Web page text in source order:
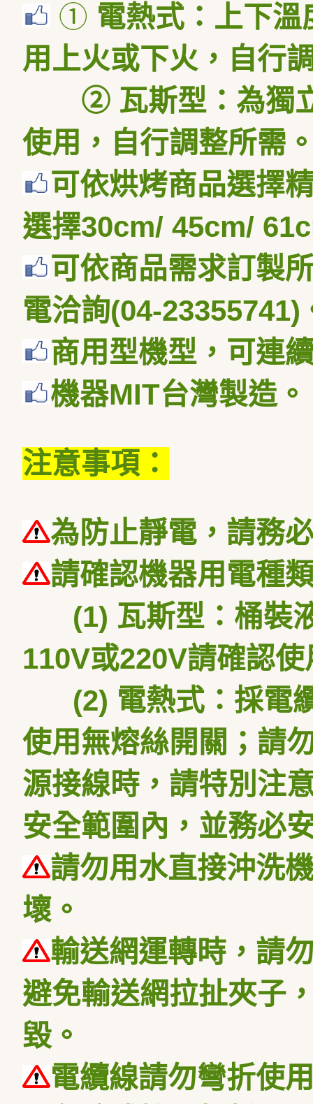
① 電熱式：上下
用上火或下火，自行
② 瓦斯型：為獨
使用，自行調整所需
可依烘烤商品選擇
選擇30cm/ 45cm/
可依商品需求訂製
電洽詢(04-23355741)
商用型機型，可連
機器MIT台灣製造。
注意事項：
為防止靜電，請務
請確認機器用電種
(1) 瓦斯型：桶裝
110V或220V請確認使
(2) 電熱式：採電
使用無熔絲開關；請
源接線時，請特別注
安全範圍內，並務必
請勿用水直接沖洗
壞 。
輸送網運轉時，請
避免輸送網拉扯夾子
毀。
電纜線請勿彎折使